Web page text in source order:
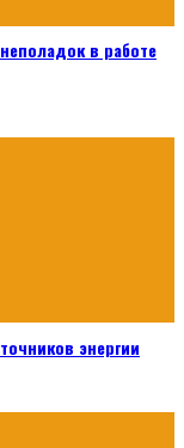
в работе
энергии